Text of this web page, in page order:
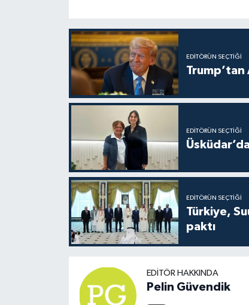
EDITÖRÜN SEÇTIĞI
Trump’tan
EDITÖRÜN SEÇTIĞI
EDITÖRÜN SEÇTIĞI
Türkiye,
paktı
EDITÖR HAKKINDA
Pelin Güvendik